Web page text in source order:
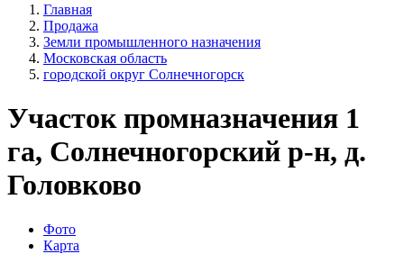
Главная
Продажа
Земли промышленного назначения
Московская область
городской округ Солнечногорск
Участок промназначения 1
га, Солнечногорский р-н, д.
Головково
Фото
Карта